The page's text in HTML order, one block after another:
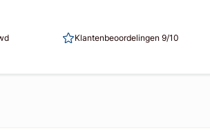
Klantenbeoordelingen 9/10